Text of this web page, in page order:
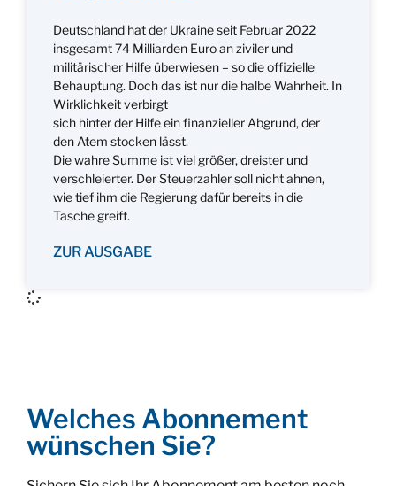
Deutschland hat der Ukraine seit Februar 2022
insgesamt 74 Milliarden Euro an ziviler und
militärischer Hilfe überwiesen – so die offizielle
Behauptung. Doch das ist nur die halbe Wahrheit. In
Wirklichkeit verbirgt
sich hinter der Hilfe ein finanzieller Abgrund, der
den Atem stocken lässt.
Die wahre Summe ist viel größer, dreister und
verschleierter. Der Steuerzahler soll nicht ahnen,
wie tief ihm die Regierung dafür bereits in die
Tasche greift.
ZUR AUSGABE
Welches Abonnement
wünschen Sie?